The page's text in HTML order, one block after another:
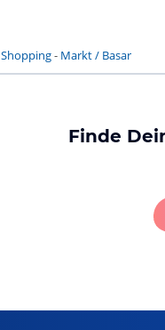
Shopping- Markt / Basar
Finde